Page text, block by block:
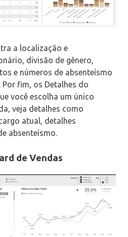
a localização e
divisão de gênero,
e números de absenteísmo
fim, os Detalhes do
você escolha um único
veja detalhes como
atual, detalhes
absenteísmo.
de Vendas